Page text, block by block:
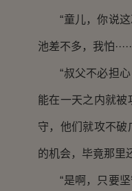
“童儿，你说这
池差不多，我怕
“叔父不必担心
能在一天之内就
守，他们就攻不
的机会，毕竟那里
“是啊，只要坚